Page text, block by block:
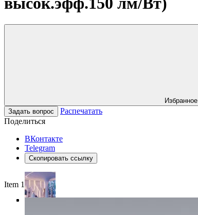
Избранное
Задать вопрос
Распечатать
Поделиться
ВКонтакте
Telegram
Скопировать ссылку
Item 1 of 4